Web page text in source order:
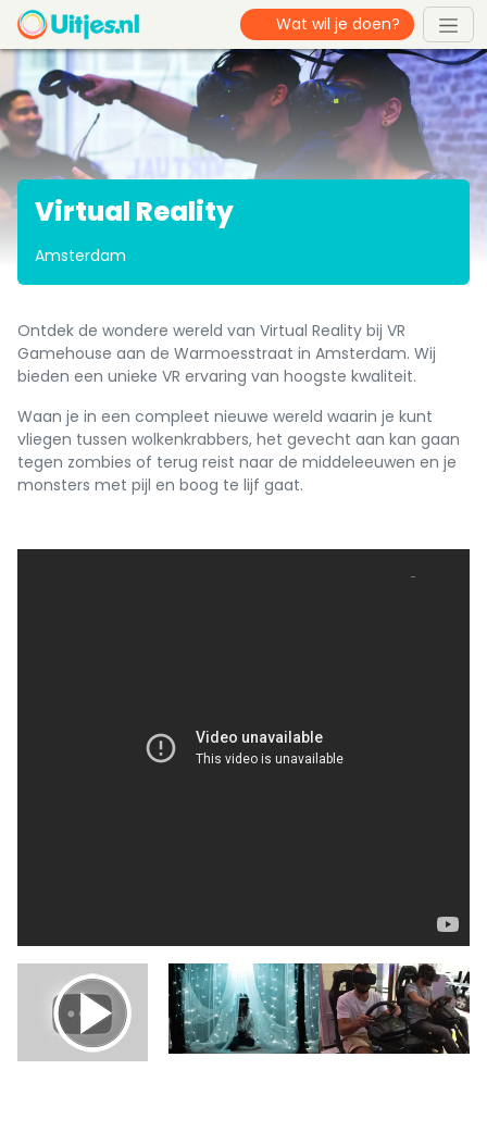
Virtual Reality
Amsterdam
Ontdek de wondere wereld van Virtual Reality bij VR
Gamehouse aan de Warmoesstraat in Amsterdam. Wij
bieden een unieke VR ervaring van hoogste kwaliteit.
Waan je in een compleet nieuwe wereld waarin je kunt
vliegen tussen wolkenkrabbers, het gevecht aan kan gaan
tegen zombies of terug reist naar de middeleeuwen en je
monsters met pijl en boog te lijf gaat.
Previous Next